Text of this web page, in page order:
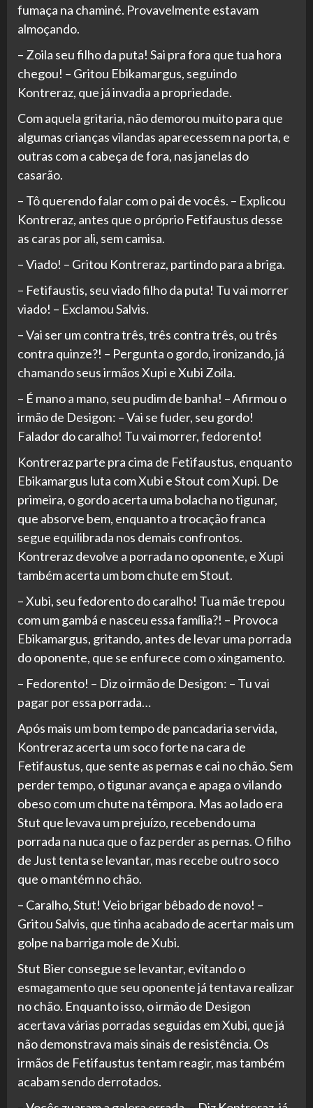
fumaça na chaminé. Provavelmente estavam
almoçando.
– Zoila seu filho da puta! Sai pra fora que tua hora
chegou! – Gritou Ebikamargus, seguindo
Kontreraz, que já invadia a propriedade.
Com aquela gritaria, não demorou muito para que
algumas crianças vilandas aparecessem na porta, e
outras com a cabeça de fora, nas janelas do
casarão.
– Tô querendo falar com o pai de vocês. – Explicou
Kontreraz, antes que o próprio Fetifaustus desse
as caras por ali, sem camisa.
– Viado! – Gritou Kontreraz, partindo para a briga.
– Fetifaustis, seu viado filho da puta! Tu vai morrer
viado! – Exclamou Salvis.
– Vai ser um contra três, três contra três, ou três
contra quinze?! – Pergunta o gordo, ironizando, já
chamando seus irmãos Xupi e Xubi Zoila.
– É mano a mano, seu pudim de banha! – Afirmou o
irmão de Desigon: – Vai se fuder, seu gordo!
Falador do caralho! Tu vai morrer, fedorento!
Kontreraz parte pra cima de Fetifaustus, enquanto
Ebikamargus luta com Xubi e Stout com Xupi. De
primeira, o gordo acerta uma bolacha no tigunar,
que absorve bem, enquanto a trocação franca
segue equilibrada nos demais confrontos.
Kontreraz devolve a porrada no oponente, e Xupi
também acerta um bom chute em Stout.
– Xubi, seu fedorento do caralho! Tua mãe trepou
com um gambá e nasceu essa família?! – Provoca
Ebikamargus, gritando, antes de levar uma porrada
do oponente, que se enfurece com o xingamento.
– Fedorento! – Diz o irmão de Desigon: – Tu vai
pagar por essa porrada…
Após mais um bom tempo de pancadaria servida,
Kontreraz acerta um soco forte na cara de
Fetifaustus, que sente as pernas e cai no chão. Sem
perder tempo, o tigunar avança e apaga o vilando
obeso com um chute na têmpora. Mas ao lado era
Stut que levava um prejuízo, recebendo uma
porrada na nuca que o faz perder as pernas. O filho
de Just tenta se levantar, mas recebe outro soco
que o mantém no chão.
– Caralho, Stut! Veio brigar bêbado de novo! –
Gritou Salvis, que tinha acabado de acertar mais um
golpe na barriga mole de Xubi.
Stut Bier consegue se levantar, evitando o
esmagamento que seu oponente já tentava realizar
no chão. Enquanto isso, o irmão de Desigon
acertava várias porradas seguidas em Xubi, que já
não demonstrava mais sinais de resistência. Os
irmãos de Fetifaustus tentam reagir, mas também
acabam sendo derrotados.